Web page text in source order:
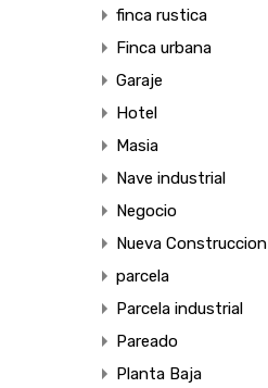
finca rustica
Finca urbana
Garaje
Hotel
Masia
Nave industrial
Negocio
Nueva Construccion
parcela
Parcela industrial
Pareado
Planta Baja